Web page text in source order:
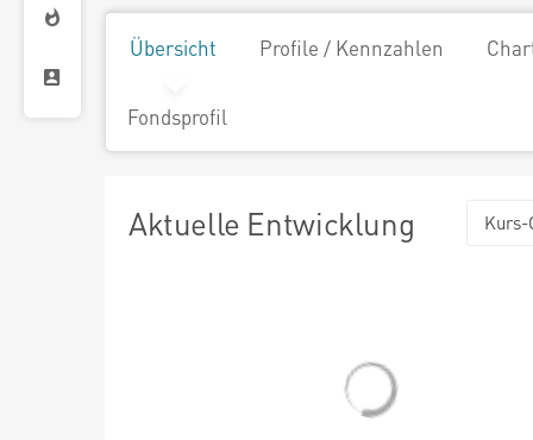
Übersicht Profile / Kennzahlen
Fondsprofil
Aktuelle Entwicklung Kurs-